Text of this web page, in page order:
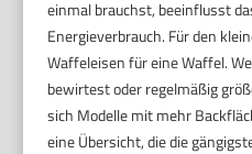
einmal brauchst, beeinflusst
Energieverbrauch. Für den
Waffeleisen für eine Waffel.
bewirtest oder regelmäßig
sich Modelle mit mehr
eine Übersicht, die die